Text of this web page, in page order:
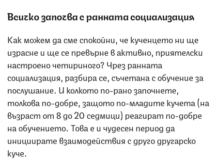
Всичко започва с ранната социализация
Как можем да сме спокойни, че кученцето ни ще
израсне и ще се превърне в активно, приятелски
настроено четириного? Чрез ранната
социализация, разбира се, съчетана с обучение за
послушание. И колкото по-рано започнете,
толкова по-добре, защото по-младите кучета (на
възраст от 8 до 20 седмици) реагират по-добре
на обучението. Това е и чудесен период да
инициирате взаимодействия с друго другарско
куче.